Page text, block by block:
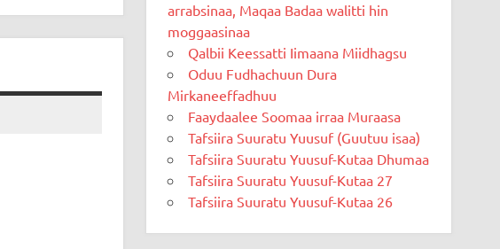
arrabsinaa, Maqaa Badaa walitti hin
moggaasinaa
Qalbii Keessatti Iimaana Miidhagsu
Oduu Fudhachuun Dura
Mirkaneeffadhuu
Faaydaalee Soomaa irraa Muraasa
Tafsiira Suuratu Yuusuf (Guutuu isaa)
Tafsiira Suuratu Yuusuf-Kutaa Dhumaa
Tafsiira Suuratu Yuusuf-Kutaa 27
Tafsiira Suuratu Yuusuf-Kutaa 26